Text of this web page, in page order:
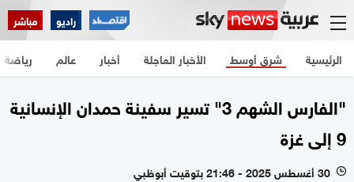
راديو مباشر
الرئيسية الأخبار العاجلة أخبار شرق أوسط عالم رياضة
"الفارس الشهم 3" تسير سفينة حمدان الإنسانية
9 إلى غزة
l 30 أغسطس 2025 - 21:46 بتوقيت أبوظبي